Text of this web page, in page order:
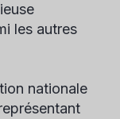
les autres
nationale